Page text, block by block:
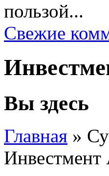
пользой...
Свежие
Вы здесь
Главная »